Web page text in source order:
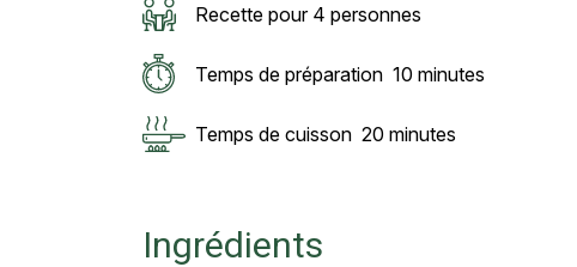
Recette pour 4 personnes
Temps de préparation 10 minutes
Temps de cuisson 20 minutes
Ingrédients